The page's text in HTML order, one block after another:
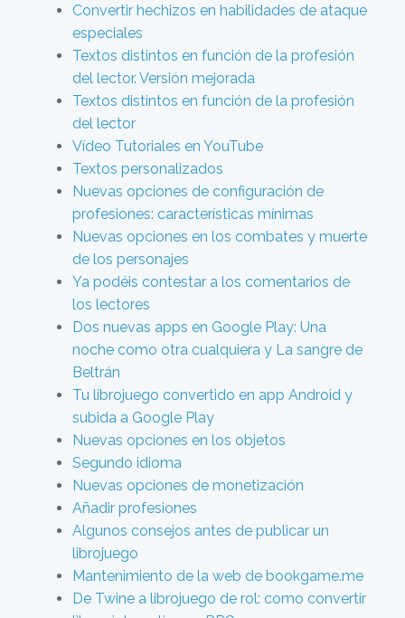
Convertir hechizos en habilidades de ataque
especiales
Textos distintos en función de la profesión
del lector. Versión mejorada
Textos distintos en función de la profesión
del lector
Vídeo Tutoriales en YouTube
Textos personalizados
Nuevas opciones de configuración de
profesiones: características mínimas
Nuevas opciones en los combates y muerte
de los personajes
Ya podéis contestar a los comentarios de
los lectores
Dos nuevas apps en Google Play: Una
noche como otra cualquiera y La sangre de
Beltrán
Tu librojuego convertido en app Android y
subida a Google Play
Nuevas opciones en los objetos
Segundo idioma
Nuevas opciones de monetización
Añadir profesiones
Algunos consejos antes de publicar un
librojuego
Mantenimiento de la web de bookgame.me
De Twine a librojuego de rol: como convertir